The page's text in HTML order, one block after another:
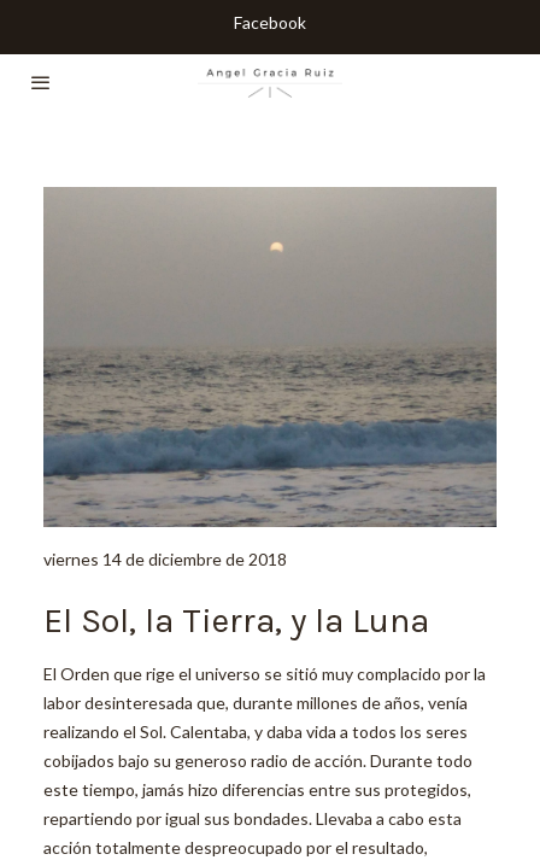
Facebook
viernes 14 de diciembre de 2018
El Sol, la Tierra, y la Luna
El Orden que rige el universo se sitió muy complacido por la
labor desinteresada que, durante millones de años, venía
realizando el Sol. Calentaba, y daba vida a todos los seres
cobijados bajo su generoso radio de acción. Durante todo
este tiempo, jamás hizo diferencias entre sus protegidos,
repartiendo por igual sus bondades. Llevaba a cabo esta
acción totalmente despreocupado por el resultado,